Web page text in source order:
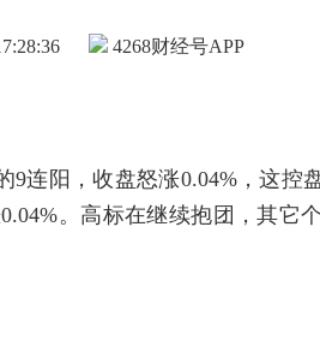
财经号APP
4268
阳，收盘怒涨0.04%，这控
。高标在继续抱团，其它